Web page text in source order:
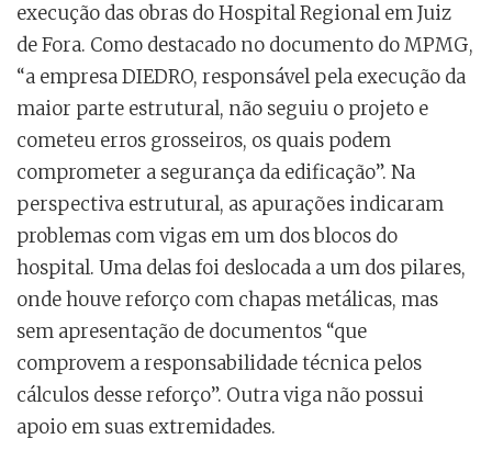
execução das obras do Hospital Regional em Juiz
de Fora. Como destacado no documento do MPMG,
“a empresa DIEDRO, responsável pela execução da
maior parte estrutural, não seguiu o projeto e
cometeu erros grosseiros, os quais podem
comprometer a segurança da edificação”. Na
perspectiva estrutural, as apurações indicaram
problemas com vigas em um dos blocos do
hospital. Uma delas foi deslocada a um dos pilares,
onde houve reforço com chapas metálicas, mas
sem apresentação de documentos “que
comprovem a responsabilidade técnica pelos
cálculos desse reforço”. Outra viga não possui
apoio em suas extremidades.